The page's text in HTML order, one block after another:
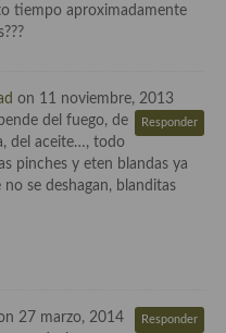
tiempo aproximadamente
on 11 noviembre, 2013
Responder
del fuego, de
del aceite…, todo
pinches y eten blandas ya
se deshagan, blanditas
27 marzo, 2014 Responder